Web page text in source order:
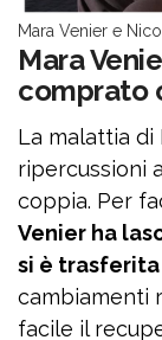
Mara Venier e
Mara
comprato
La malattia di
ripercussioni
coppia. Per
Venier ha
si è trasferita
cambiamenti
facile il